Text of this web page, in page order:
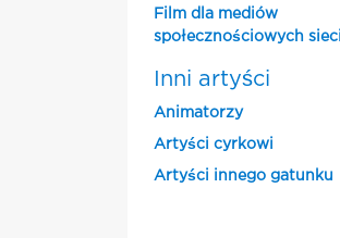
Film dla mediów
społecznościowych sieci
Inni artyści
Animatorzy
Artyści cyrkowi
Artyści innego gatunku